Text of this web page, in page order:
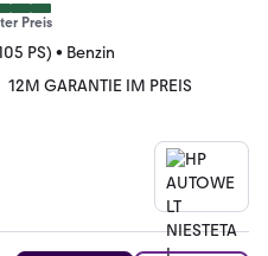
Preis
PS) • Benzin
12M GARANTIE IM PREIS